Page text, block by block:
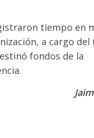
tiempo en
a cargo del
fondos de la